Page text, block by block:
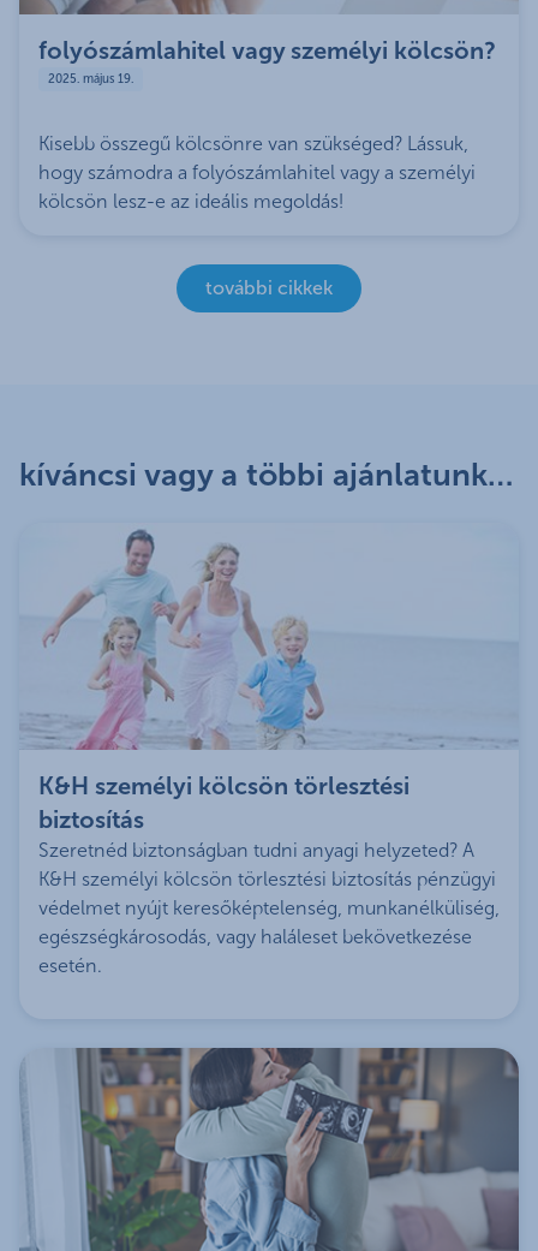
folyószámlahitel vagy személyi kölcsön?
2025. május 19.
Kisebb összegű kölcsönre van szükséged? Lássuk,
hogy számodra a folyószámlahitel vagy a személyi
kölcsön lesz-e az ideális megoldás!
további cikkek
kíváncsi vagy a többi ajánlatunkra?
K&H személyi kölcsön törlesztési
biztosítás
Szeretnéd biztonságban tudni anyagi helyzeted? A
K&H személyi kölcsön törlesztési biztosítás pénzügyi
védelmet nyújt keresőképtelenség, munkanélküliség,
egészségkárosodás, vagy haláleset bekövetkezése
esetén.